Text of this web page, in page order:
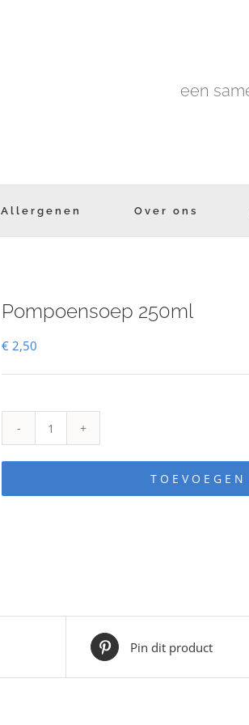
een
Allergenen Over ons
Pompoensoep 250ml
€ 2,50
250ml
Pin dit product